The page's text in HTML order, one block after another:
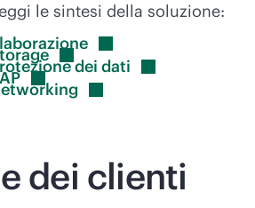
le sintesi della soluzione:
deidati
dei clienti